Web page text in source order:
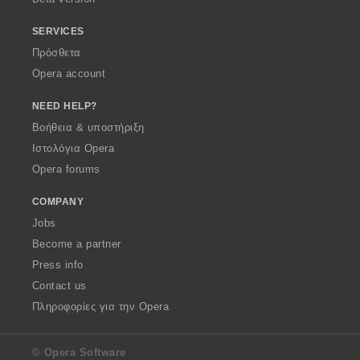
SERVICES
Πρόσθετα
Opera account
NEED HELP?
Βοήθεια & υποστήριξη
Ιστολόγια Opera
Opera forums
COMPANY
Jobs
Become a partner
Press info
Contact us
Πληροφορίες για την Opera
© Opera Software